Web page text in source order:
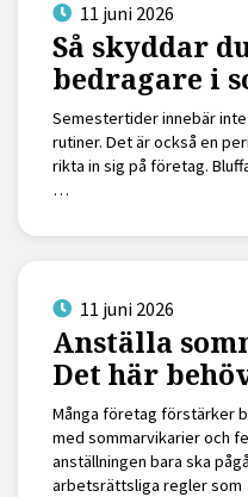
11 juni 2026
Så skyddar
bedragare i
Semestertider innebär
rutiner. Det är också en
rikta in sig på företag.
…
11 juni 2026
Anställa
Det här
Många företag förstärker
med sommarvikarier och
anställningen bara ska
arbetsrättsliga regler